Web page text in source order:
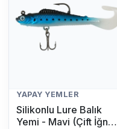
YAPAY YEMLER
Silikonlu Lure Balık
Yemi - Mavi (Çift İğneli,